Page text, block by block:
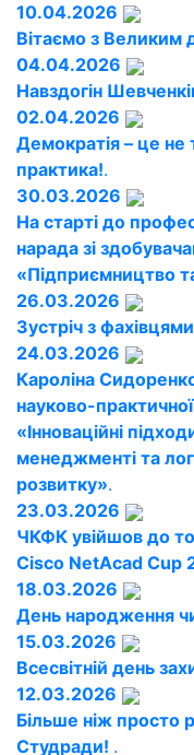
10.04.2026
Вітаємо з Великим
04.04.2026
Навздогін
02.04.2026
Демократія – це не
практика!.
30.03.2026
На старті до
нарада зі
«Підприємництво
26.03.2026
Зустріч з
24.03.2026
Кароліна Сидоренко
науково-
«Інноваційні
менеджменті та
розвитку».
23.03.2026
ЧКФК увійшов до
Cisco NetAcad Cup
18.03.2026
День народження
15.03.2026
Всесвітній день
12.03.2026
Більше ніж просто
Студради! .